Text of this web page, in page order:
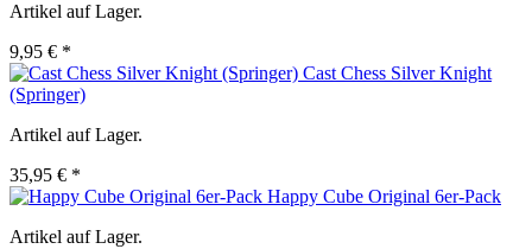
Artikel auf Lager.
9,95 € *
Cast Chess Silver Knight
(Springer)
Artikel auf Lager.
35,95 € *
Happy Cube Original 6er-Pack
Artikel auf Lager.